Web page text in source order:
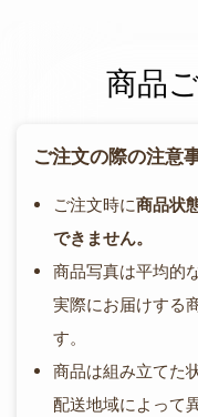
商品
ご注文の際の注意
ご注文時に商品状
できません。
商品写真は平均的
実際にお届けする
す。
商品は組み立てた
配送地域によって